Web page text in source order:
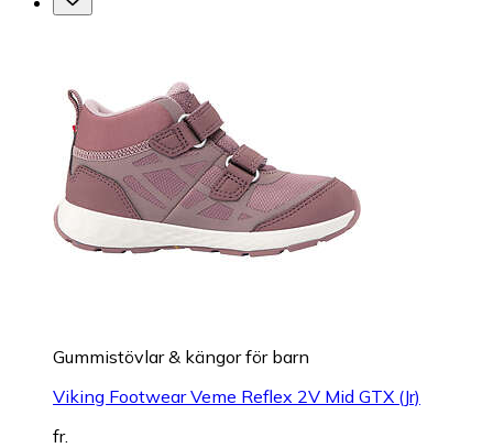
Gummistövlar & kängor för barn
Viking Footwear Veme Reflex 2V Mid GTX (Jr)
fr.